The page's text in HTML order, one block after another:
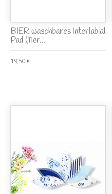
BIER waschbares Interlabial
Pad (11er...
19,50 €